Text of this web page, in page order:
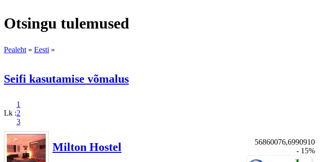
Otsingu tulemused
Pealeht » Eesti »
Seifi kasutamise võmalus
Lk :
1
2
3
Milton Hostel
56860076,6990910
- 15%